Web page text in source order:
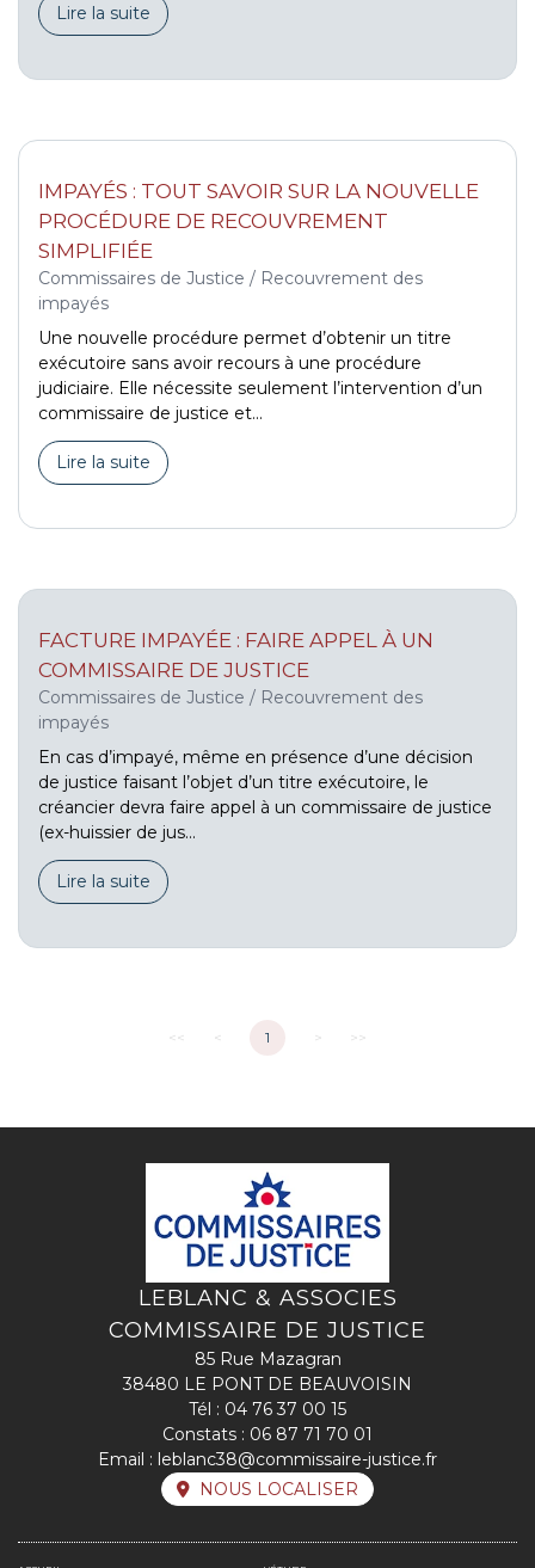
Lire la suite
IMPAYÉS : TOUT SAVOIR SUR LA NOUVELLE
PROCÉDURE DE RECOUVREMENT
SIMPLIFIÉE
Commissaires de Justice / Recouvrement des
impayés
Une nouvelle procédure permet d’obtenir un titre
exécutoire sans avoir recours à une procédure
judiciaire. Elle nécessite seulement l’intervention d’un
commissaire de justice et...
Lire la suite
FACTURE IMPAYÉE : FAIRE APPEL À UN
COMMISSAIRE DE JUSTICE
Commissaires de Justice / Recouvrement des
impayés
En cas d’impayé, même en présence d’une décision
de justice faisant l’objet d’un titre exécutoire, le
créancier devra faire appel à un commissaire de justice
(ex-huissier de jus...
Lire la suite
1
LEBLANC & ASSOCIES
COMMISSAIRE DE JUSTICE
85 Rue Mazagran
38480 LE PONT DE BEAUVOISIN
Tél : 04 76 37 00 15
Constats : 06 87 71 70 01
Email : leblanc38@commissaire-justice.fr
NOUS LOCALISER